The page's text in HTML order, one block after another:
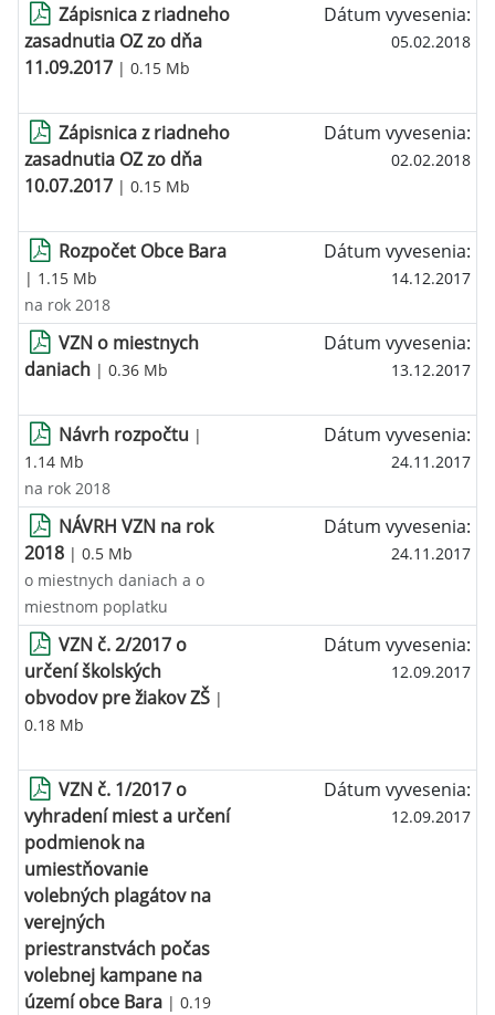
Zápisnica z riadneho
zasadnutia OZ zo dňa
11.09.2017 | 0.15 Mb
Dátum vyvesenia:
05.02.2018
Zápisnica z riadneho
zasadnutia OZ zo dňa
10.07.2017 | 0.15 Mb
Dátum vyvesenia:
02.02.2018
Rozpočet Obce Bara
| 1.15 Mb
Dátum vyvesenia:
14.12.2017
na rok 2018
VZN o miestnych
daniach | 0.36 Mb
Dátum vyvesenia:
13.12.2017
Návrh rozpočtu |
1.14 Mb
Dátum vyvesenia:
24.11.2017
na rok 2018
NÁVRH VZN na rok
2018 | 0.5 Mb
Dátum vyvesenia:
24.11.2017
o miestnych daniach a o
miestnom poplatku
VZN č. 2/2017 o
určení školských
obvodov pre žiakov ZŠ |
0.18 Mb
Dátum vyvesenia:
12.09.2017
VZN č. 1/2017 o
vyhradení miest a určení
podmienok na
umiestňovanie
volebných plagátov na
verejných
priestranstvách počas
volebnej kampane na
území obce Bara | 0.19
Dátum vyvesenia:
12.09.2017